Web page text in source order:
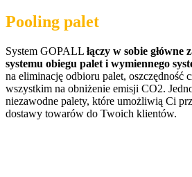
Pooling palet
System GOPALL łączy w sobie główne
systemu obiegu palet i wymiennego
na eliminację odbioru palet, oszczędność
wszystkim na obniżenie emisji CO2.
niezawodne palety, które umożliwią Ci
dostawy towarów do Twoich klientów.